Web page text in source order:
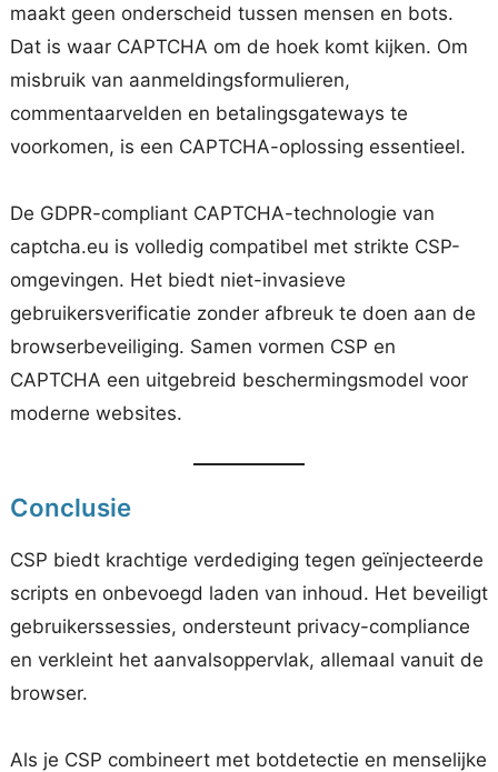
maakt geen onderscheid tussen mensen en bots.
Dat is waar CAPTCHA om de hoek komt kijken. Om
misbruik van aanmeldingsformulieren,
commentaarvelden en betalingsgateways te
voorkomen, is een CAPTCHA-oplossing essentieel.
De GDPR-compliant CAPTCHA-technologie van
captcha.eu is volledig compatibel met strikte CSP-
omgevingen. Het biedt niet-invasieve
gebruikersverificatie zonder afbreuk te doen aan de
browserbeveiliging. Samen vormen CSP en
CAPTCHA een uitgebreid beschermingsmodel voor
moderne websites.
Conclusie
CSP biedt krachtige verdediging tegen geïnjecteerde
scripts en onbevoegd laden van inhoud. Het beveiligt
gebruikerssessies, ondersteunt privacy-compliance
en verkleint het aanvalsoppervlak, allemaal vanuit de
browser.
Als je CSP combineert met botdetectie en menselijke